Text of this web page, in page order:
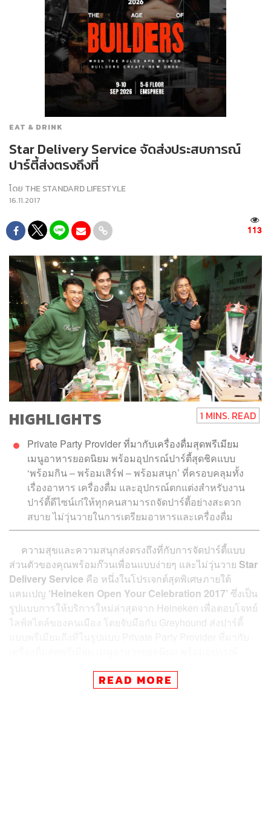
EAT & DRINK
Star Delivery Service จัดส่งประสบการณ์
ปาร์ตี้ส่งตรงถึงที่
โดย THE STANDARD LIFESTYLE
16.11.2017
113
HIGHLIGHTS 1 MINS. READ
Private Party Provider ที่มากับเครื่องดื่มสุดพรีเมียม
เมนูอาหารยอดนิยม พร้อมอุปกรณ์ปาร์ตี้สุดชิคแบบ
‘พร้อมกิน – พร้อมเสิร์ฟ – พร้อมสนุก’ ที่ครอบคลุมทั้ง
เรื่องอาหาร เครื่องดื่ม และอุปกรณ์ตกแต่งสำหรับงาน
ปาร์ตี้ดีไซน์เก๋ให้ทุกคนสามารถจัดปาร์ตี้อย่างสะดวก
สบาย ไม่วุ่นวายในการเตรียมอาหารและเครื่องดื่ม
ความสุขและความสนุกส่งตรงถึงที่กับการจัดปาร์ตี้แบบ
ส่วนตัวของคุณพร้อมก๊วนเพื่อนแบบง่ายๆ และไม่วุ่นวาย Star
Delivery Service คือ หนึ่งในโปรเจกต์สุดพิเศษภายใต้
แคมเปญ ‘Heineken Open Your Celebration 2017’ ซึ่งเป็น
รูปแบบการให้บริการใหม่ล่าสุดจาก Heineken เพื่อตอบโจทย์
ไลฟ์สไตล์ของคนเมือง โดยจับมือกับ Greyhound ส่งปาร์ตี้
ครอบคลุมทั้งเรื่องอาหาร เครื่องดื่ม และอุปกรณ์ตกแต่ง
READ MORE